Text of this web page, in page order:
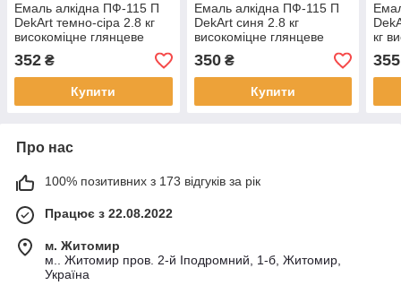
Емаль алкідна ПФ-115 П
DekArt темно-сіра 2.8 кг
високоміцне глянцеве
покриття для фарбування
металевих та дерев’яних
поверхонь
352 ₴
Купити
Емаль алкідна ПФ-115 П
DekArt синя 2.8 кг
високоміцне глянцеве
покриття для фарбування
металевих та дерев’яних
поверхонь
350₴
Купити
кг
355
Про нас
100% позитивних з 173 відгуків за рік
Працює з 22.08.2022
м. Житомир
м.. Житомир пров. 2-й Іподромний, 1-б, Житомир,
Україна